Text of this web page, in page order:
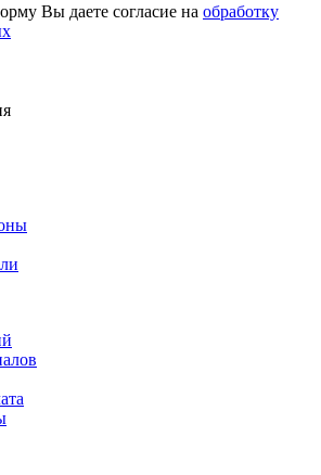
Вы даете согласие на обработку